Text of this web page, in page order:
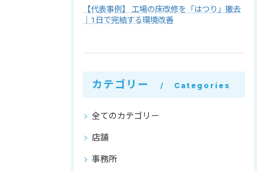
【代表事例】 工場の床改修を「はつり」撤去
｜1日で完結する環境改善
カテゴリー Categories
全てのカテゴリー
店舗
事務所